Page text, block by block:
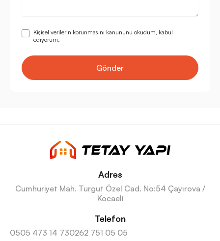
Kişisel verilerin korunmasını kanununu okudum, kabul
ediyorum.
Gönder
Adres
Cumhuriyet Mah. Turgut Özel Cad. No:54 Çayırova /
Kocaeli
Telefon
0505 473 14 730262 751 05 05